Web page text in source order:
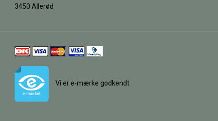
3450 Allerød
Vi er e-mærke godkendt